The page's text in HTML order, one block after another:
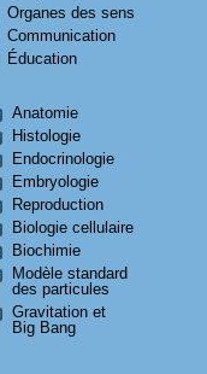
Organes des sens
Communication
Éducation
Anatomie
Histologie
Endocrinologie
Embryologie
Reproduction
Biologie cellulaire
Biochimie
Modèle standard
des particules
Gravitation et
Big Bang